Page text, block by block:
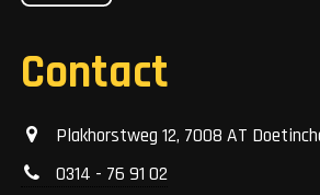
Contact
Plakhorstweg 12, 7008 AT
0314 - 76 91 02